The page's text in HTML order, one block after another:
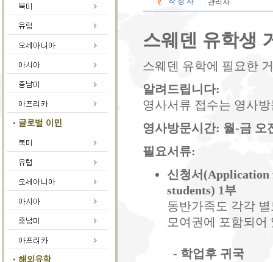
: 관리자
스웨덴 유학생
스웨덴 유학에 필요한
알려드립니다:
영사서류 접수는 영사
영사방문시간: 월-금 오
필요서류:
신청서(Application
students) 1부
동반가족도 각각
모여권에 포함되어
- 학업후 귀국